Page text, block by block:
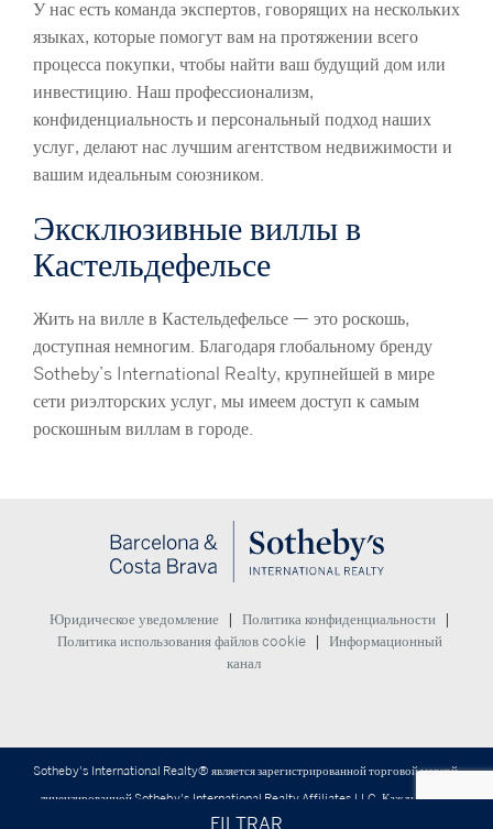
FILTRAR
У нас есть команда экспертов, говорящих на нескольких
языках, которые помогут вам на протяжении всего
процесса покупки, чтобы найти ваш будущий дом или
инвестицию. Наш профессионализм,
конфиденциальность и персональный подход наших
услуг, делают нас лучшим агентством недвижимости и
вашим идеальным союзником.
Эксклюзивные виллы в
Кастельдефельсе
Жить на вилле в Кастельдефельсе — это роскошь,
доступная немногим. Благодаря глобальному бренду
Sotheby’s International Realty, крупнейшей в мире
сети риэлторских услуг, мы имеем доступ к самым
роскошным виллам в городе.
Юридическое уведомление Политика конфиденциальности
Политика использования файлов cookie
Информационный
канал
Sotheby's International Realty® является зарегистрированной торговой маркой,
лицензированной Sotheby's International Realty Affiliates LLC. Каждый офис
находится в независимом владении и управлении.